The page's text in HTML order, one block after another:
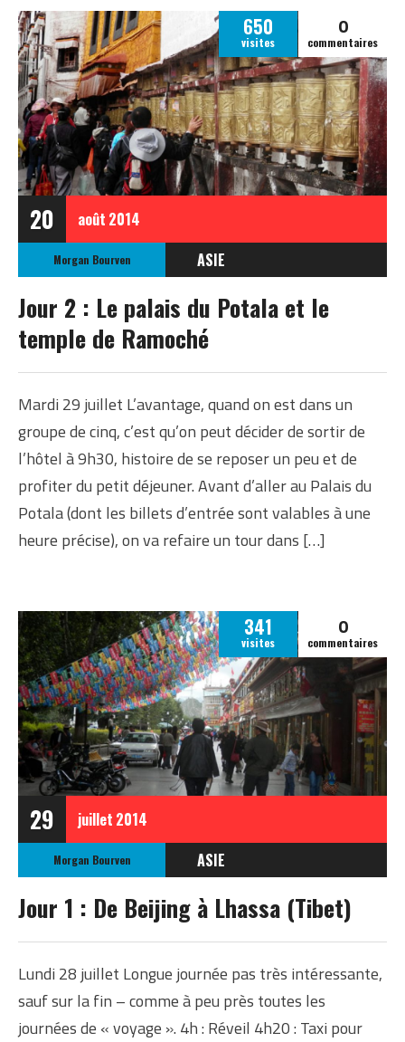
20 août 2014
650
visites
0
commentaires
Morgan Bourven
ASIE
CHINE
TIBET
Jour 2 : Le palais du Potala et le
temple de Ramoché
Mardi 29 juillet L’avantage, quand on est dans un
groupe de cinq, c’est qu’on peut décider de sortir de
l’hôtel à 9h30, histoire de se reposer un peu et de
profiter du petit déjeuner. Avant d’aller au Palais du
Potala (dont les billets d’entrée sont valables à une
heure précise), on va refaire un tour dans […]
29 juillet 2014
341
visites
0
commentaires
Morgan Bourven
ASIE
CHINE
Jour 1 : De Beijing à Lhassa (Tibet)
Lundi 28 juillet Longue journée pas très intéressante,
sauf sur la fin – comme à peu près toutes les
journées de « voyage ». 4h : Réveil 4h20 : Taxi pour